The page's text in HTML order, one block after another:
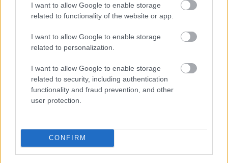
I want to allow Google to enable storage
related to functionality of the website or app.
I want to allow Google to enable storage
related to personalization.
I want to allow Google to enable storage
related to security, including authentication
functionality and fraud prevention, and other
user protection.
CONFIRM
Nyolc éve hozta meg a kormány az 1330/2011. (X.
12.) határozatot a kisméretű szálló por (PM10)
csökkentés ágazatközi intézkedési programjáról. Jó
oka volt rá, hiszen már akkor folyamatban volt az
Magyarország ellen. Jól számított a kormány, az EB
még…